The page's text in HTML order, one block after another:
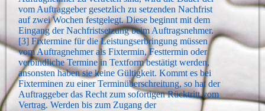
vom Auftraggeber gesetzlich zu setzenden Nachfrist
auf zwei Wochen festgelegt. Diese beginnt mit dem
Eingang der Nachfristsetzung beim Auftragsnehmer.
[3] Fixtermine für die Leistungserbringung müssen
vom Auftragnehmer als Fixtermin, Festtermin oder
verbindliche Termine in Textform bestätigt werden,
ansonsten haben sie keine Gültigkeit. Kommt es bei
Fixterminen zu einer Terminüberschreitung, so hat der
Auftraggeber das Recht zum sofortigen Rücktritt vom
Vertrag. Werden bis zum Zugang der